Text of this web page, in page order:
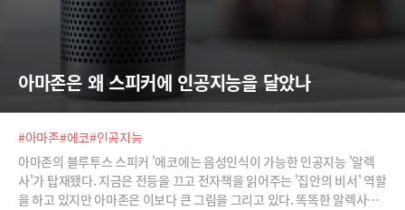
아마존은 왜 스피커에 인공지능을 달았나
#아마존#에코#인공지능
아마존의 블루투스 스피커 '에코에는 음성인식이 가능한 인공지능 '알렉
사'가 탑재됐다. 지금은 전등을 끄고 전자책을 읽어주는 '집안의 비서' 역할
을 하고 있지만 아마존은 이보다 큰 그림을 그리고 있다. 똑똑한 알렉사로 I